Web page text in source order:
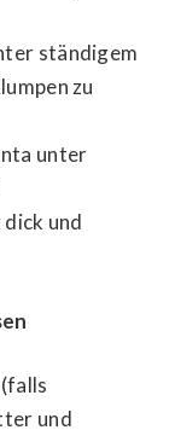
ständigem
zu
unter
dick und
und